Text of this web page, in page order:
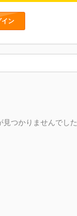
イン
見つかりませんでした